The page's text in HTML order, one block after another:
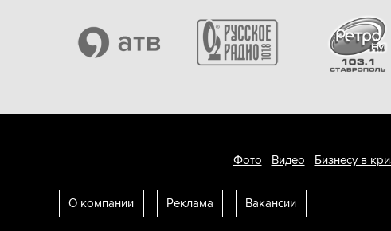
Фото Видео Бизнесу в
О компании Реклама Вакансии